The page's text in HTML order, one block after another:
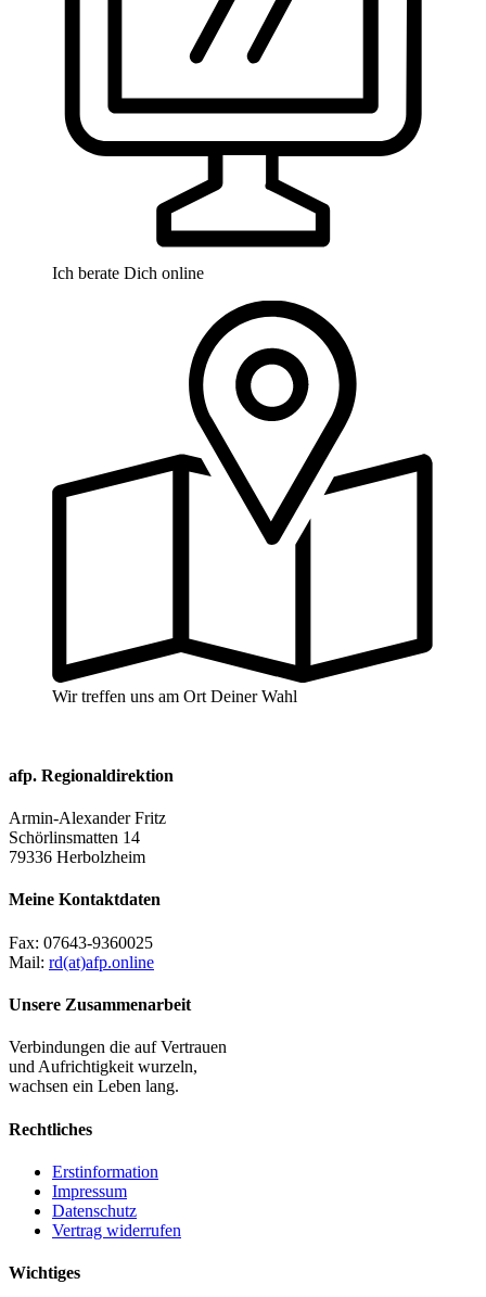
Ich berate Dich online
Wir treffen uns am Ort Deiner Wahl
afp. Regionaldirektion
Armin-Alexander Fritz
Schörlinsmatten 14
79336 Herbolzheim
Meine Kontaktdaten
Fax: 07643-9360025
Mail: rd(at)afp.online
Unsere Zusammenarbeit
Verbindungen die auf Vertrauen
und Aufrichtigkeit wurzeln,
wachsen ein Leben lang.
Rechtliches
Erstinformation
Impressum
Datenschutz
Vertrag widerrufen
Wichtiges